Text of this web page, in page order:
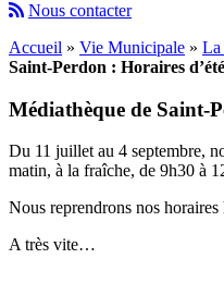
Nous contacter
Accueil » Vie Municipale » La
Saint-Perdon : Horaires d’été
Médiathèque de Saint-
Du 11 juillet au 4 septembre,
matin, à la fraîche, de 9h30 à
Nous reprendrons nos horaires
A très vite…